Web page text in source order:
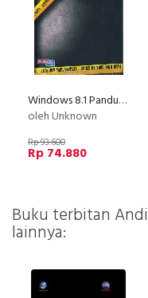
Windows 8.1 Panduan Lengkap
oleh Unknown
Rp 93.600
Rp 74.880
Buku terbitan
lainnya: